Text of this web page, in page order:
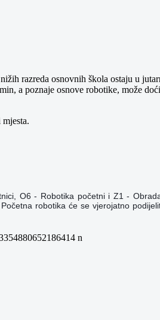
razreda osnovnih škola ostaju u
a poznaje osnove robotike, može
O6 - Robotika početni i Z1 -
Početna robotika će se vjerojatno